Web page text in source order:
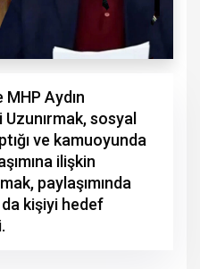
Aydın
sosyal
ve kamuoyunda
ilişkin
paylaşımında
kişiyi hedef